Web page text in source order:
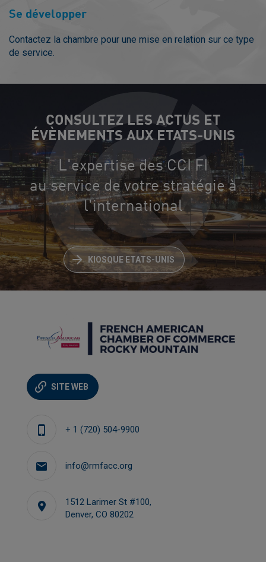
Se développer
Contactez la chambre pour une mise en relation sur ce type
de service.
CONSULTEZ LES ACTUS ET
ÉVÈNEMENTS AUX ETATS-UNIS
L'expertise des CCI FI
au service de votre stratégie à
l'international
KIOSQUE ETATS-UNIS
SITE WEB
+ 1 (720) 504-9900
info@rmfacc.org
1512 Larimer St #100,
Denver, CO 80202